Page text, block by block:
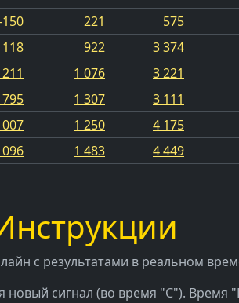
221 575
922 3 374
1 076 3 221
1 307 3 111
1 250 4 175
096 1 483 4 449
с результатами в реальном
новый сигнал (во время "С").